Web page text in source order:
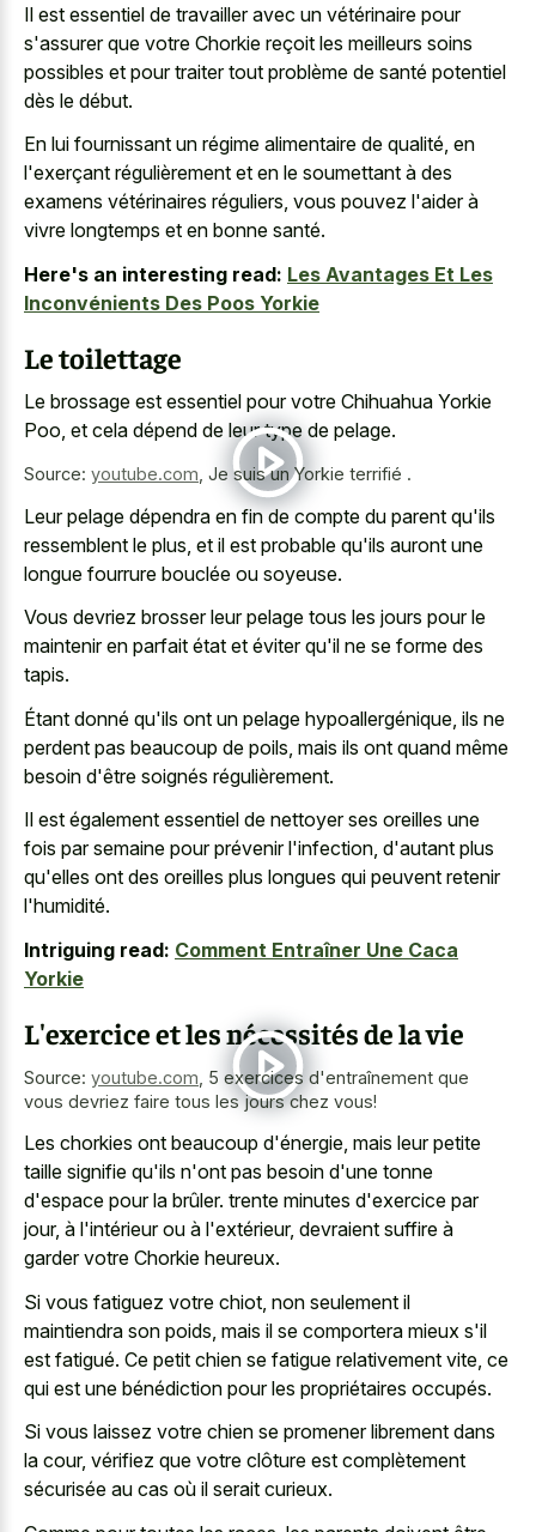
Il est essentiel de travailler avec un vétérinaire pour
s'assurer que votre Chorkie reçoit les meilleurs soins
possibles et pour traiter tout problème de santé potentiel
dès le début.
En lui fournissant un régime alimentaire de qualité, en
l'exerçant régulièrement et en le soumettant à des
examens vétérinaires réguliers, vous pouvez l'aider à
vivre longtemps et en bonne santé.
Here's an interesting read: Les Avantages Et Les
Inconvénients Des Poos Yorkie
Le toilettage
Le brossage est essentiel pour votre Chihuahua Yorkie
Poo, et cela dépend de leur type de pelage.
Source: youtube.com Je suis un Yorkie terrifié .
Leur pelage dépendra en fin de compte du parent qu'ils
ressemblent le plus, et il est probable qu'ils auront une
longue fourrure bouclée ou soyeuse.
Vous devriez brosser leur pelage tous les jours pour le
maintenir en parfait état et éviter qu'il ne se forme des
tapis.
Étant donné qu'ils ont un pelage hypoallergénique, ils ne
perdent pas beaucoup de poils, mais ils ont quand même
besoin d'être soignés régulièrement.
Il est également essentiel de nettoyer ses oreilles une
fois par semaine pour prévenir l'infection, d'autant plus
qu'elles ont des oreilles plus longues qui peuvent retenir
l'humidité.
Intriguing read: Comment Entraîner Une Caca
Yorkie
L'exercice et les nécessités de la vie
Source: youtube.com 5 exercices d'entraînement que
vous devriez faire tous les jours chez vous!
Les chorkies ont beaucoup d'énergie, mais leur petite
taille signifie qu'ils n'ont pas besoin d'une tonne
d'espace pour la brûler. trente minutes d'exercice par
jour, à l'intérieur ou à l'extérieur, devraient suffire à
garder votre Chorkie heureux.
Si vous fatiguez votre chiot, non seulement il
maintiendra son poids, mais il se comportera mieux s'il
est fatigué. Ce petit chien se fatigue relativement vite , ce
qui est une bénédiction pour les propriétaires occupés.
Si vous laissez votre chien se promener librement dans
la cour, vérifiez que votre clôture est complètement
sécurisée au cas où il serait curieux.